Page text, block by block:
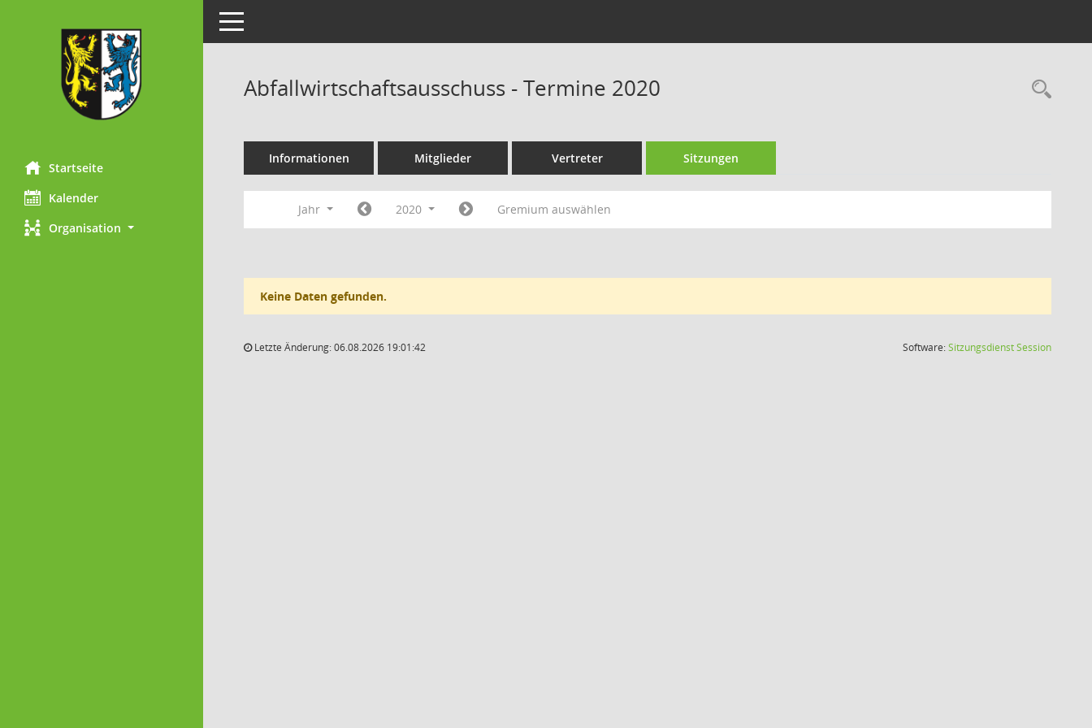
Startseite
Kalender
Organisation
Toggle navigation
Abfallwirtschaftsausschuss - Termine 2020
Informationen Mitglieder Vertreter Sitzungen
Jahr 2020 Gremium auswählen
Keine Daten gefunden.
Letzte Änderung: 06.08.2026 19:01:42 Software:SitzungsdienstSession(Wird in